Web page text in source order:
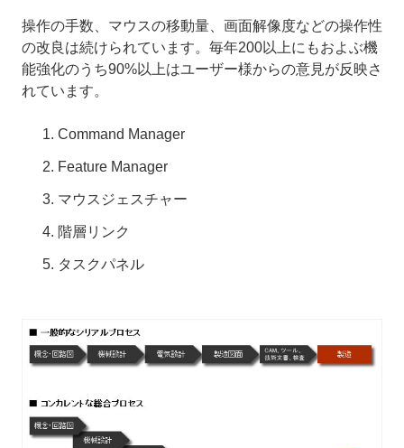
操作の手数、マウスの移動量、画面解像度などの操作性
の改良は続けられています。毎年200以上にもおよぶ機
能強化のうち90%以上はユーザー様からの意見が反映さ
れています。
Command Manager
Feature Manager
マウスジェスチャー
階層リンク
タスクパネル